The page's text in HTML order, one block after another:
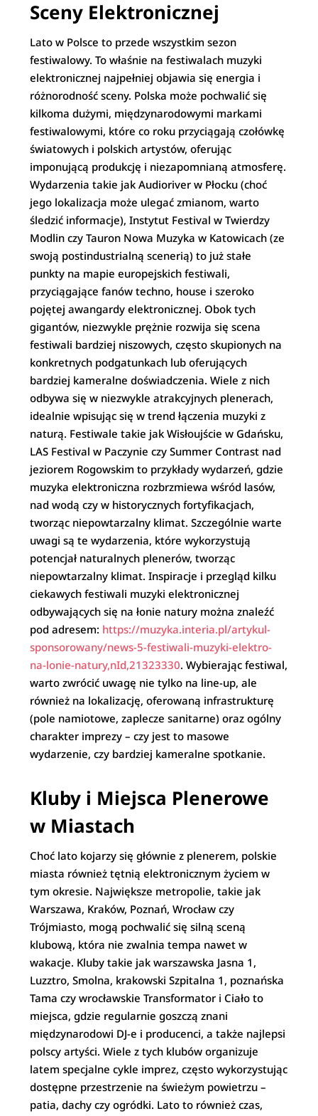
Sceny Elektronicznej
Lato w Polsce to przede wszystkim sezon
festiwalowy. To właśnie na festiwalach muzyki
elektronicznej najpełniej objawia się energia i
różnorodność sceny. Polska może pochwalić się
kilkoma dużymi, międzynarodowymi markami
festiwalowymi, które co roku przyciągają czołówkę
światowych i polskich artystów, oferując
imponującą produkcję i niezapomnianą atmosferę.
Wydarzenia takie jak Audioriver w Płocku (choć
jego lokalizacja może ulegać zmianom, warto
śledzić informacje), Instytut Festival w Twierdzy
Modlin czy Tauron Nowa Muzyka w Katowicach (ze
swoją postindustrialną scenerią) to już stałe
punkty na mapie europejskich festiwali,
przyciągające fanów techno, house i szeroko
pojętej awangardy elektronicznej. Obok tych
gigantów, niezwykle prężnie rozwija się scena
festiwali bardziej niszowych, często skupionych na
konkretnych podgatunkach lub oferujących
bardziej kameralne doświadczenia. Wiele z nich
odbywa się w niezwykle atrakcyjnych plenerach,
idealnie wpisując się w trend łączenia muzyki z
naturą. Festiwale takie jak Wisłoujście w Gdańsku,
LAS Festival w Paczynie czy Summer Contrast nad
jeziorem Rogowskim to przykłady wydarzeń, gdzie
muzyka elektroniczna rozbrzmiewa wśród lasów,
nad wodą czy w historycznych fortyfikacjach,
tworząc niepowtarzalny klimat. Szczególnie warte
uwagi są te wydarzenia, które wykorzystują
potencjał naturalnych plenerów, tworząc
niepowtarzalny klimat. Inspiracje i przegląd kilku
ciekawych festiwali muzyki elektronicznej
odbywających się na łonie natury można znaleźć
pod adresem: https://muzyka.interia.pl/artykul-
sponsorowany/news-5-festiwali-muzyki-elektro-
na-lonie-natury,nId,21323330. Wybierając festiwal,
warto zwrócić uwagę nie tylko na line-up, ale
również na lokalizację, oferowaną infrastrukturę
(pole namiotowe, zaplecze sanitarne) oraz ogólny
charakter imprezy – czy jest to masowe
wydarzenie, czy bardziej kameralne spotkanie.
Kluby i Miejsca Plenerowe
w Miastach
Choć lato kojarzy się głównie z plenerem, polskie
miasta również tętnią elektronicznym życiem w
tym okresie. Największe metropolie, takie jak
Warszawa, Kraków, Poznań, Wrocław czy
Trójmiasto, mogą pochwalić się silną sceną
klubową, która nie zwalnia tempa nawet w
wakacje. Kluby takie jak warszawska Jasna 1,
Luzztro, Smolna, krakowski Szpitalna 1, poznańska
Tama czy wrocławskie Transformator i Ciało to
miejsca, gdzie regularnie goszczą znani
międzynarodowi DJ-e i producenci, a także najlepsi
polscy artyści. Wiele z tych klubów organizuje
latem specjalne cykle imprez, często wykorzystując
dostępne przestrzenie na świeżym powietrzu –
patia, dachy czy ogródki. Lato to również czas,